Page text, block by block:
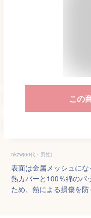
この
nkzw(60代・男性)
表面は金属メッシュに
熱カバーと100％綿のパ
ため、熱による損傷を防